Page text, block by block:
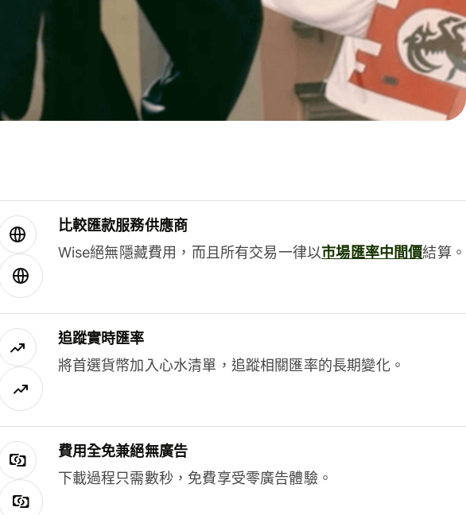
比較匯款服務供應商
Wise絕無隱藏費用，而且所有交易一律以市場匯率中間價結算。
追蹤實時匯率
將首選貨幣加入心水清單，追蹤相關匯率的長期變化。
費用全免兼絕無廣告
下載過程只需數秒，免費享受零廣告體驗。